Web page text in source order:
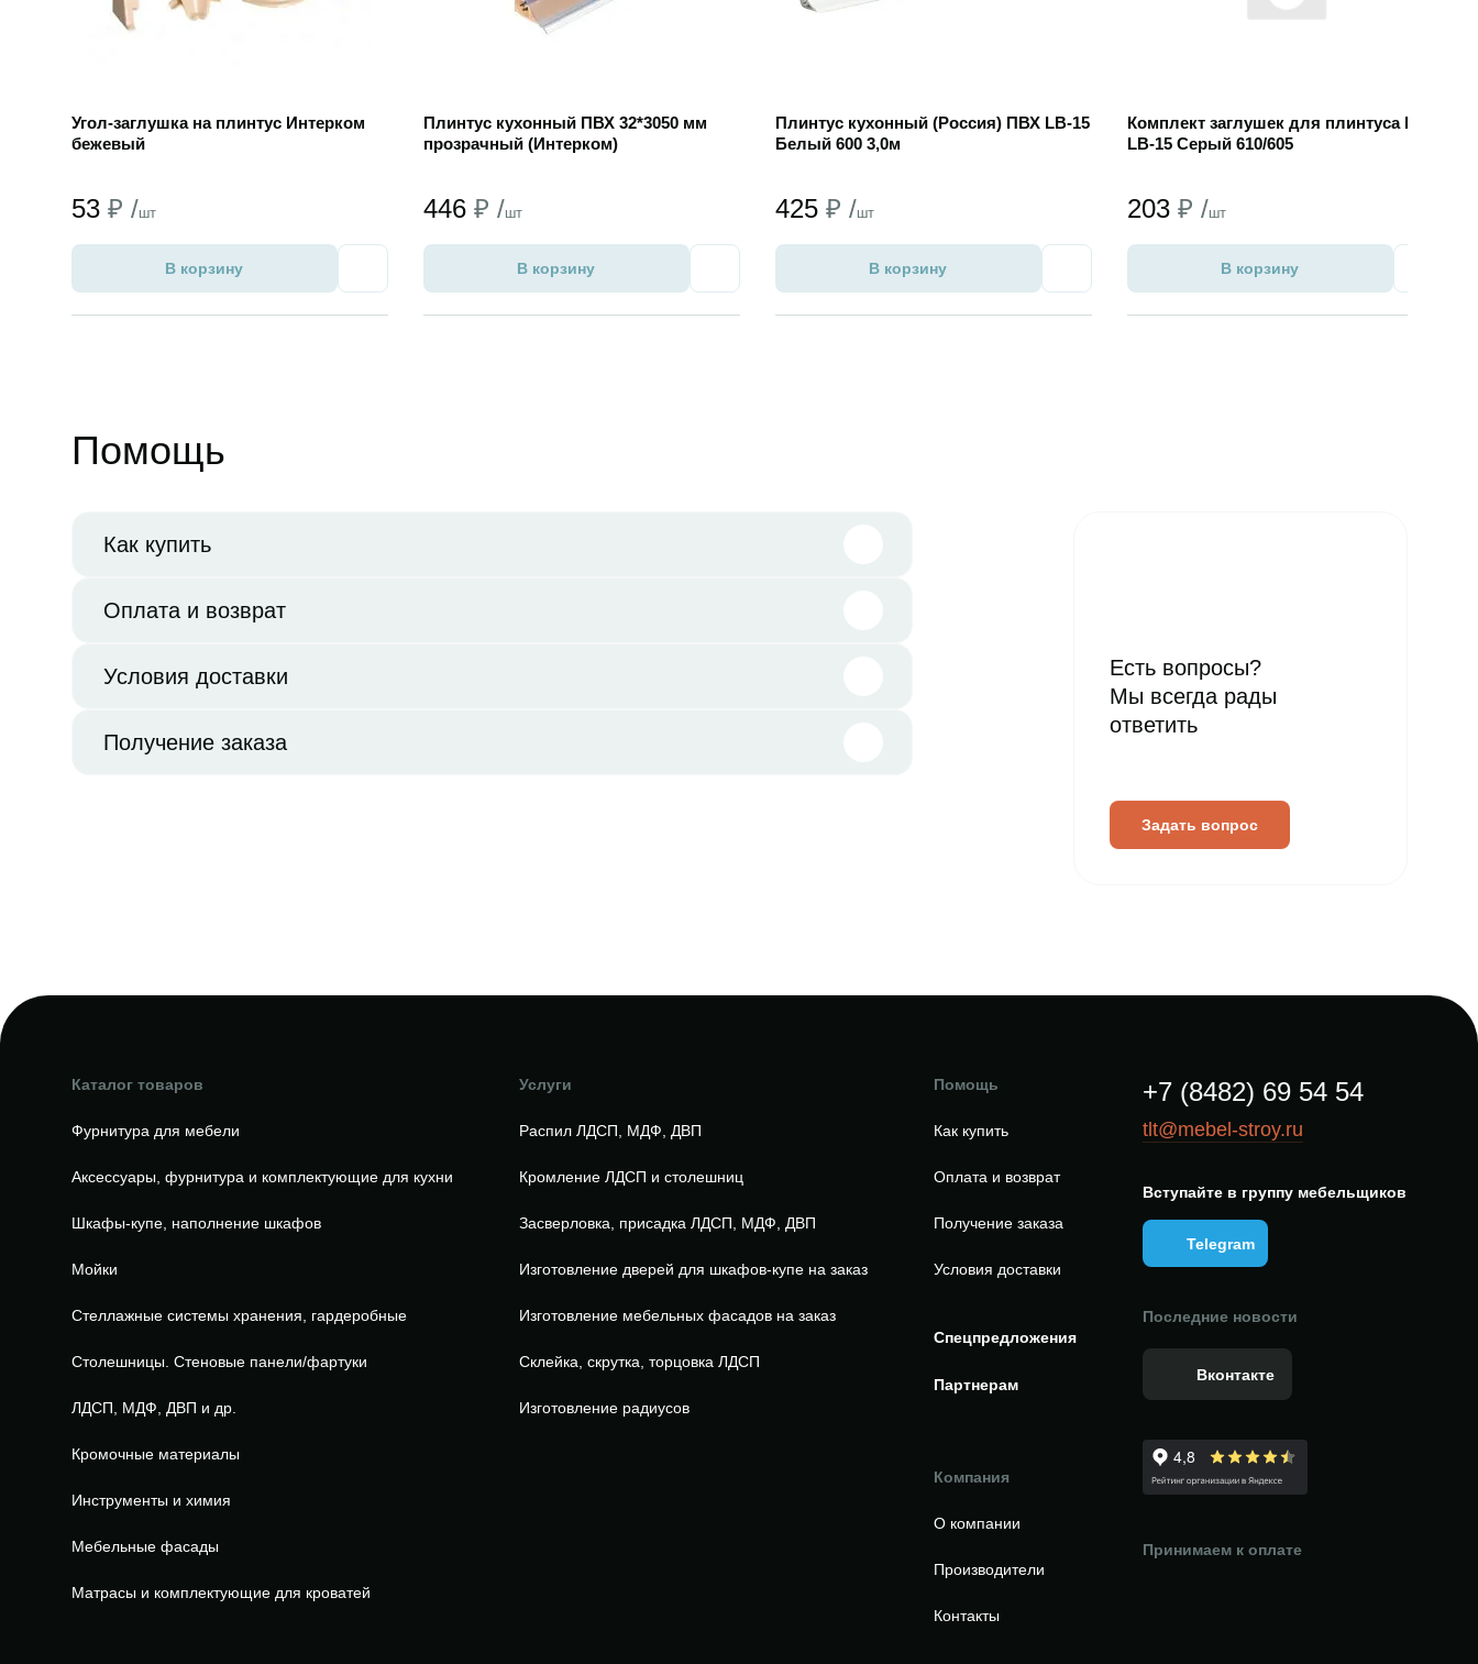
Угол-заглушка на плинтус Интерком
бежевый
53 ₽ /шт
В корзину
Плинтус кухонный ПВХ 32*3050 мм
прозрачный (Интерком)
446 ₽ /шт
В корзину
Плинтус кухонный (Россия) ПВХ LB-15
Белый 600 3,0м
425 ₽ /шт
В корзину
Комплект заглушек для плинтуса ПВХ
LB-15 Серый 610/605
203 ₽ /шт
В корзину
Помощь
Как купить
Оплата и возврат
Условия доставки
Получение заказа
Есть вопросы?
Мы всегда рады
ответить
Задать вопрос
Каталог товаров
Фурнитура для мебели
Аксессуары, фурнитура и комплектующие для кухни
Шкафы-купе, наполнение шкафов
Мойки
Стеллажные системы хранения, гардеробные
Столешницы. Стеновые панели/фартуки
ЛДСП, МДФ, ДВП и др.
Кромочные материалы
Инструменты и химия
Мебельные фасады
Матрасы и комплектующие для кроватей
Услуги
Распил ЛДСП, МДФ, ДВП
Кромление ЛДСП и столешниц
Засверловка, присадка ЛДСП, МДФ, ДВП
Изготовление дверей для шкафов-купе на заказ
Изготовление мебельных фасадов на заказ
Склейка, скрутка, торцовка ЛДСП
Изготовление радиусов
Помощь
Как купить
Оплата и возврат
Получение заказа
Условия доставки
Спецпредложения
Партнерам
Компания
О компании
Производители
Контакты
+7 (8482) 69 54 54
tlt@mebel-stroy.ru
Вступайте в группу мебельщиков
Telegram
Последние новости
Вконтакте
Принимаем к оплате